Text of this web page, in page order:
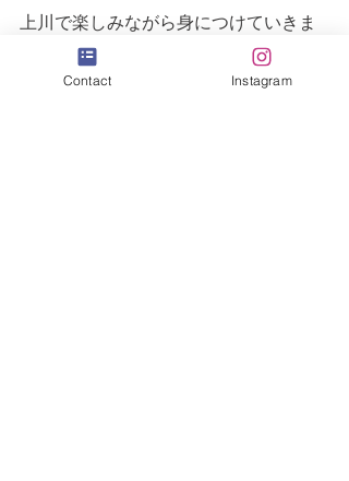
上川で楽しみながら身につけていきま
せんか。
Contact Instagram